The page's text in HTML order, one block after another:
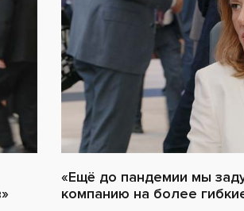
«Ещё до пандемии мы
компанию на более